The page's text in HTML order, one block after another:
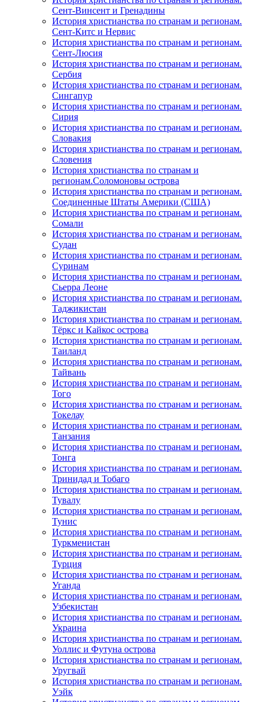
Сент-Винсент и Гренадины
История христианства по странам и регионам.
Сент-Китс и Нервис
История христианства по странам и регионам.
Сент-Люсия
История христианства по странам и регионам.
Сербия
История христианства по странам и регионам.
Сингапур
История христианства по странам и регионам.
Сирия
История христианства по странам и регионам.
Словакия
История христианства по странам и регионам.
Словения
История христианства по странам и
регионам.Соломоновы острова
История христианства по странам и регионам.
Соединенные Штаты Америки (США)
История христианства по странам и регионам.
Сомали
История христианства по странам и регионам.
Судан
История христианства по странам и регионам.
Суринам
История христианства по странам и регионам.
Сьерра Леоне
История христианства по странам и регионам.
Таджикистан
История христианства по странам и регионам.
Тёркс и Кайкос острова
История христианства по странам и регионам.
Таиланд
История христианства по странам и регионам.
Тайвань
История христианства по странам и регионам.
Того
История христианства по странам и регионам.
Токелау
История христианства по странам и регионам.
Танзания
История христианства по странам и регионам.
Тонга
История христианства по странам и регионам.
Тринидад и Тобаго
История христианства по странам и регионам.
Тувалу
История христианства по странам и регионам.
Тунис
История христианства по странам и регионам.
Туркменистан
История христианства по странам и регионам.
Турция
История христианства по странам и регионам.
Уганда
История христианства по странам и регионам.
Узбекистан
История христианства по странам и регионам.
Украина
История христианства по странам и регионам.
Уоллис и Футуна острова
История христианства по странам и регионам.
Уругвай
История христианства по странам и регионам.
Уэйк